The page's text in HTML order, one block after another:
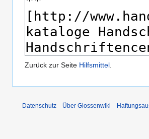
Zurück zur Seite Hilfsmittel
Datenschutz Über Glossenwiki